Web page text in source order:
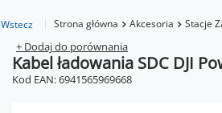
Wstecz Strona główna Akcesoria Stacje
+ Dodaj do porównania
Kabel ładowania SDC DJI
Kod EAN: 6941565969668